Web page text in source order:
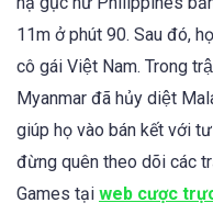
11m ở phút 90. Sau đó,
cô gái Việt Nam. Trong
Myanmar đã hủy diệt
giúp họ vào bán kết với
đừng quên theo dõi các
Games tại web cược